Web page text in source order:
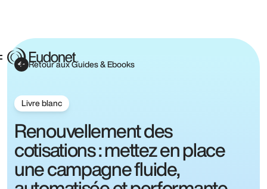
Retour aux Guides & Ebooks
Livre blanc
Renouvellement des
cotisations : mettez en place
une campagne fluide,